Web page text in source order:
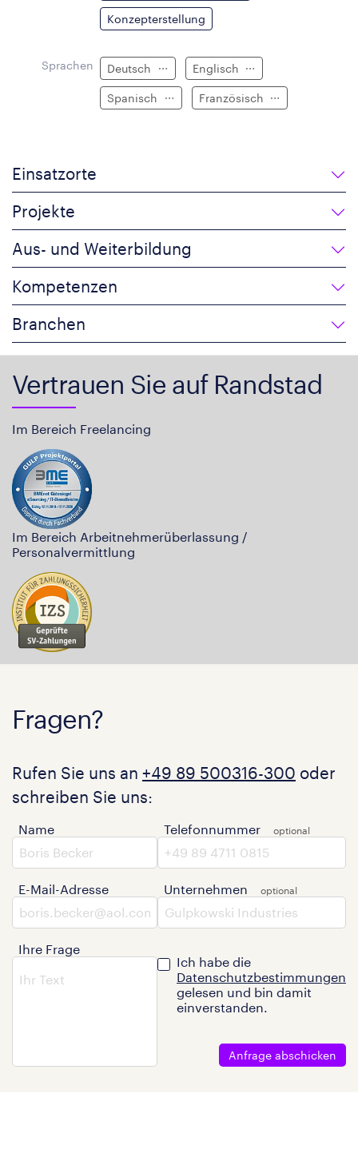
Konzepterstellung
Sprachen Deutsch Englisch
Spanisch Französisch
Einsatzorte
Projekte
Aus- und Weiterbildung
Kompetenzen
Branchen
Vertrauen Sie auf Randstad
Im Bereich Freelancing
Im Bereich Arbeitnehmerüberlassung /
Personalvermittlung
Fragen?
Rufen Sie uns an +49 89 500316-300 oder
schreiben Sie uns:
Name
E-Mail-Adresse
Ihre Frage
Telefonnummer
Unternehmen
Ich habe die
Datenschutzbestimmungen
gelesen und bin damit
einverstanden.
Anfrage abschicken